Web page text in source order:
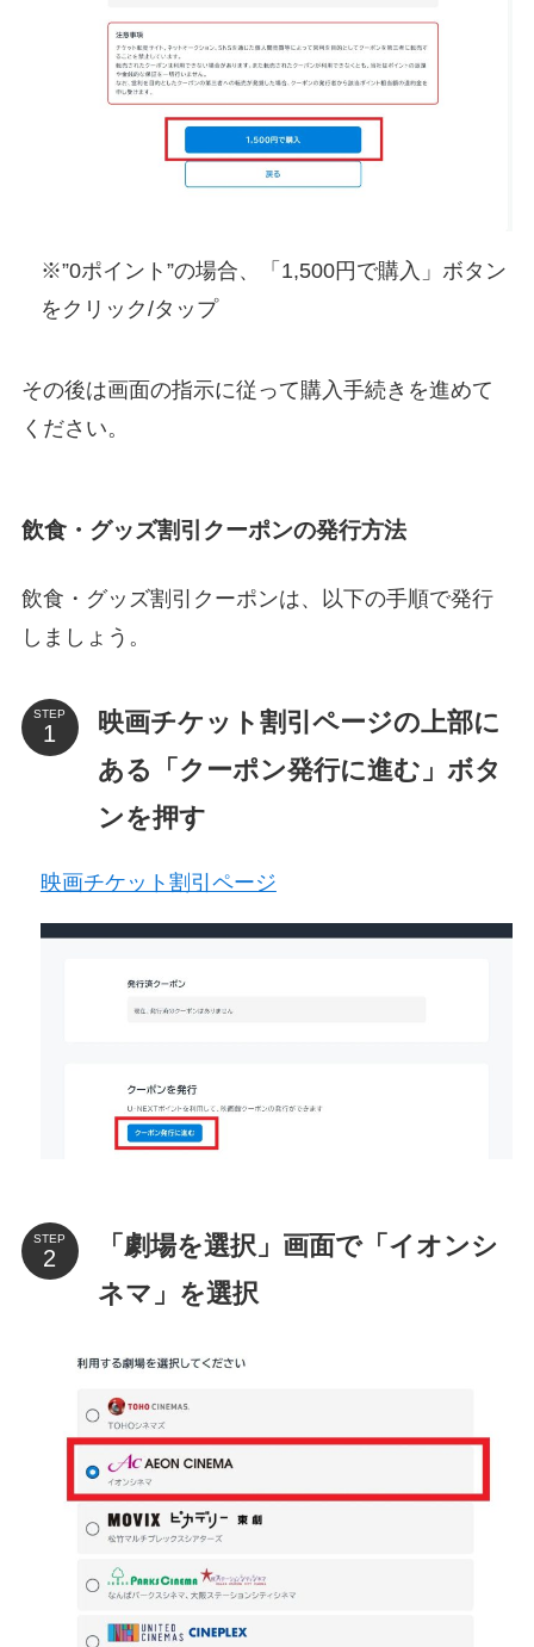
※”0ポイント”の場合、「1,500円で購入」ボタン
をクリック/タップ
その後は画面の指示に従って購入手続きを進めて
ください。
飲食・グッズ割引クーポンの発行方法
飲食・グッズ割引クーポンは、以下の手順で発行
しましょう。
STEP
映画チケット割引ページの上部に
ある「クーポン発行に進む」ボタ
ンを押す
映画チケット割引ページ
STEP
「劇場を選択」画面で「イオンシ
ネマ」を選択